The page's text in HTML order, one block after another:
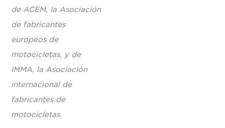
de ACEM, la Asociación
de fabricantes
europeos de
motocicletas, y de
IMMA, la Asociación
internacional de
fabricantes de
motocicletas.